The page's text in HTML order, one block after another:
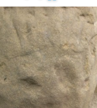
et d'un guide touristique
calade
de Calès